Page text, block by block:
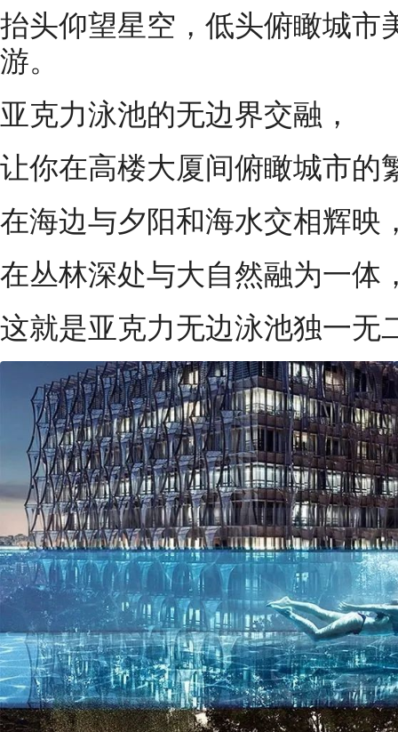
抬头仰望星空，低头俯瞰城市
游。
亚克力泳池的无边界交融，
让你在高楼大厦间俯瞰城市的
在海边与夕阳和海水交相辉映
在丛林深处与大自然融为一体
这就是亚克力无边泳池独一无